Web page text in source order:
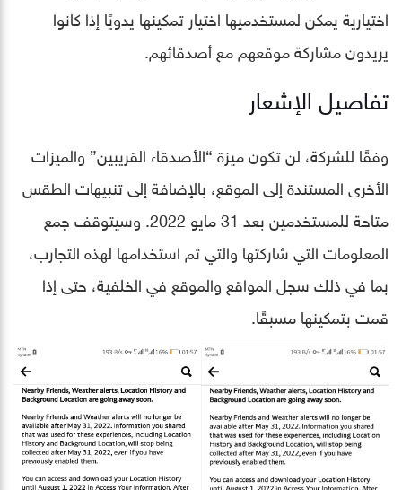
اختيارية يمكن لمستخدميها اختيار تمكينها يدويًا إذا كانوا
يريدون مشاركة موقعهم مع أصدقائهم.
تفاصيل الإشعار
وفقًا للشركة، لن تكون ميزة “الأصدقاء القريبين” والميزات
الأخرى المستندة إلى الموقع، بالإضافة إلى تنبيهات الطقس
متاحة للمستخدمين بعد 31 مايو 2022. وسيتوقف جمع
المعلومات التي شاركتها والتي تم استخدامها لهذه التجارب،
بما في ذلك سجل المواقع والموقع في الخلفية، حتى إذا
قمت بتمكينها مسبقًا.